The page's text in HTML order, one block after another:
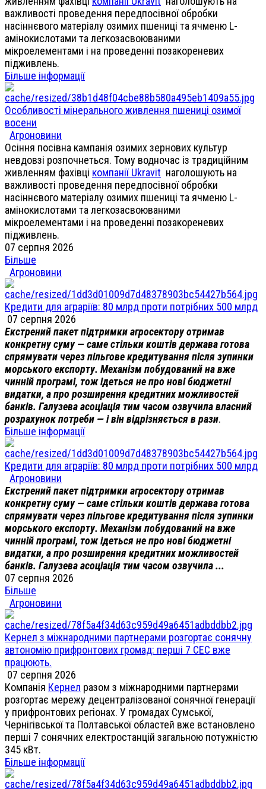
важливості проведення передпосівної обробки
насіннєвого матеріалу озимих пшениці та ячменю L-
амінокислотами та легкозасвоюваними
мікроелементами і на проведенні позакореневих
підживлень.
Більше інформації
Особливості мінерального живлення пшениці озимої
восени
Агроновини
Осіння посівна кампанія озимих зернових культур
невдовзі розпочнеться. Тому водночас із традиційним
живленням фахівці компанії Ukravit наголошують на
важливості проведення передпосівної обробки
насіннєвого матеріалу озимих пшениці та ячменю L-
амінокислотами та легкозасвоюваними
мікроелементами і на проведенні позакореневих
підживлень.
07 серпня 2026
Більше
Агроновини
Кредити для аграріїв: 80 млрд проти потрібних 500 млрд
07 серпня 2026
Екстрений пакет підтримки агросектору отримав
конкретну суму — саме стільки коштів держава готова
спрямувати через пільгове кредитування після зупинки
морського експорту. Механізм побудований на вже
чинній програмі, тож ідеться не про нові бюджетні
видатки, а про розширення кредитних можливостей
банків. Галузева асоціація тим часом озвучила власний
розрахунок потреби — і він відрізняється в рази.
Більше інформації
Кредити для аграріїв: 80 млрд проти потрібних 500 млрд
Агроновини
Екстрений пакет підтримки агросектору отримав
конкретну суму — саме стільки коштів держава готова
спрямувати через пільгове кредитування після зупинки
морського експорту. Механізм побудований на вже
чинній програмі, тож ідеться не про нові бюджетні
видатки, а про розширення кредитних можливостей
банків. Галузева асоціація тим часом озвучила ...
07 серпня 2026
Більше
Агроновини
Кернел з міжнародними партнерами розгортає сонячну
автономію прифронтових громад: перші 7 СЕС вже
працюють.
07 серпня 2026
Компанія Кернел разом з міжнародними партнерами
розгортає мережу децентралізованої сонячної генерації
у прифронтових регіонах. У громадах Сумської,
Чернігівської та Полтавської областей вже встановлено
перші 7 сонячних електростанцій загальною потужністю
345 кВт.
Більше інформації